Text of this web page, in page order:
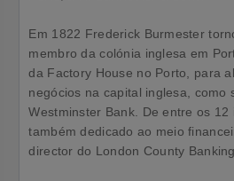
Em 1822 Frederick Burmester
membro da colónia inglesa em
da Factory House no Porto, para
negócios na capital inglesa, como
Westminster Bank. De entre os 12
também dedicado ao meio
director do London County